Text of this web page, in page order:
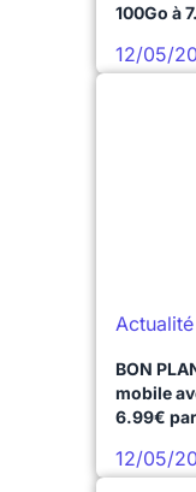
100Go à
12/05/
Actualité
BON
mobile
6.99€
12/05/